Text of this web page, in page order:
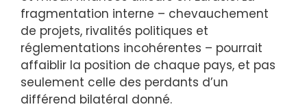
fragmentation interne – chevauchement
de projets, rivalités politiques et
réglementations incohérentes – pourrait
affaiblir la position de chaque pays, et pas
seulement celle des perdants d’un
différend bilatéral donné.